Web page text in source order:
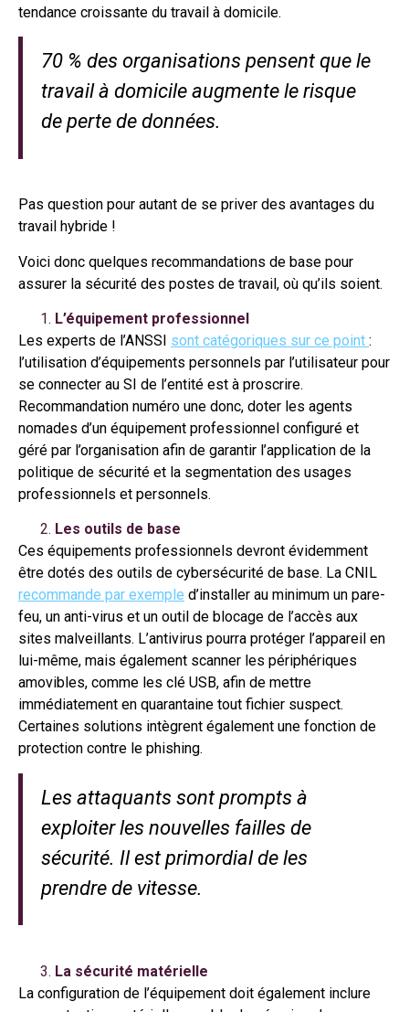
tendance croissante du travail à domicile.
70 % des organisations pensent que le
travail à domicile augmente le risque
de perte de données.
Pas question pour autant de se priver des avantages du
travail hybride !
Voici donc quelques recommandations de base pour
assurer la sécurité des postes de travail, où qu’ils soient.
L’équipement professionnel
Les experts de l’ANSSI sont catégoriques sur ce point :
l’utilisation d’équipements personnels par l’utilisateur pour
se connecter au SI de l’entité est à proscrire.
Recommandation numéro une donc, doter les agents
nomades d’un équipement professionnel configuré et
géré par l’organisation afin de garantir l’application de la
politique de sécurité et la segmentation des usages
professionnels et personnels.
Les outils de base
Ces équipements professionnels devront évidemment
être dotés des outils de cybersécurité de base. La CNIL
recommande par exemple d’installer au minimum un pare-
feu, un anti-virus et un outil de blocage de l’accès aux
sites malveillants. L’antivirus pourra protéger l’appareil en
lui-même, mais également scanner les périphériques
amovibles, comme les clé USB, afin de mettre
immédiatement en quarantaine tout fichier suspect.
Certaines solutions intègrent également une fonction de
protection contre le phishing.
Les attaquants sont prompts à
exploiter les nouvelles failles de
sécurité. Il est primordial de les
prendre de vitesse.
La sécurité matérielle
La configuration de l’équipement doit également inclure